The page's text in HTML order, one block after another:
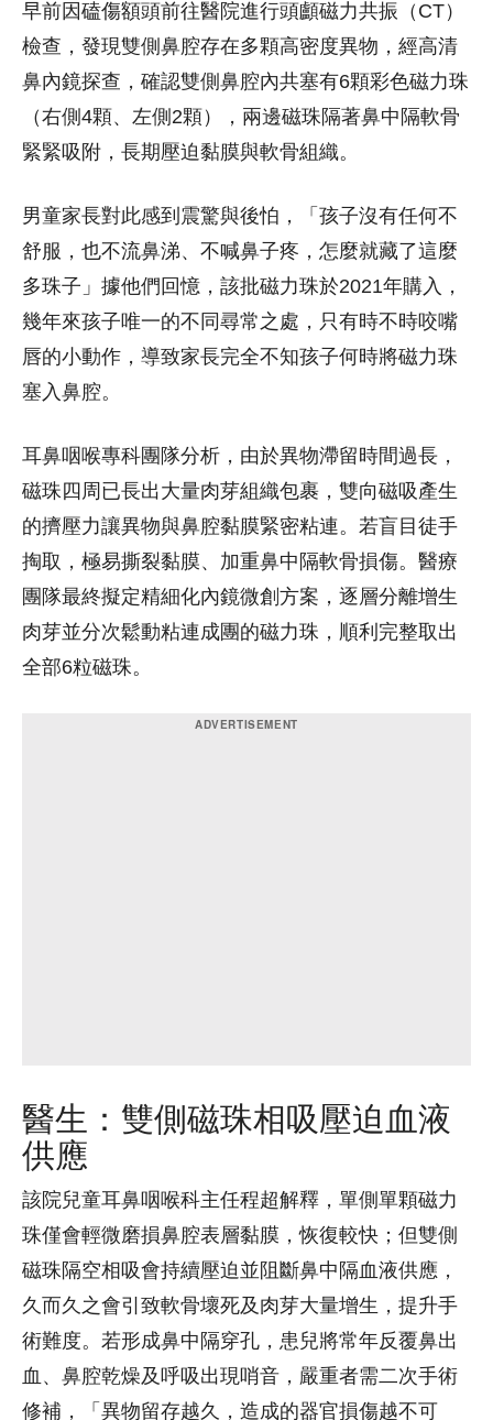
早前因磕傷額頭前往醫院進行頭顱磁力共振（CT）
檢查，發現雙側鼻腔存在多顆高密度異物，經高清
鼻內鏡探查，確認雙側鼻腔內共塞有6顆彩色磁力珠
（右側4顆、左側2顆），兩邊磁珠隔著鼻中隔軟骨
緊緊吸附，長期壓迫黏膜與軟骨組織。
男童家長對此感到震驚與後怕，「孩子沒有任何不
舒服，也不流鼻涕、不喊鼻子疼，怎麼就藏了這麼
多珠子」據他們回憶，該批磁力珠於2021年購入，
幾年來孩子唯一的不同尋常之處，只有時不時咬嘴
唇的小動作，導致家長完全不知孩子何時將磁力珠
塞入鼻腔。
耳鼻咽喉專科團隊分析，由於異物滯留時間過長，
磁珠四周已長出大量肉芽組織包裹，雙向磁吸產生
的擠壓力讓異物與鼻腔黏膜緊密粘連。若盲目徒手
掏取，極易撕裂黏膜、加重鼻中隔軟骨損傷。醫療
團隊最終擬定精細化內鏡微創方案，逐層分離增生
肉芽並分次鬆動粘連成團的磁力珠，順利完整取出
全部6粒磁珠。
醫生：雙側磁珠相吸壓迫血液
供應
該院兒童耳鼻咽喉科主任程超解釋，單側單顆磁力
珠僅會輕微磨損鼻腔表層黏膜，恢復較快；但雙側
磁珠隔空相吸會持續壓迫並阻斷鼻中隔血液供應，
久而久之會引致軟骨壞死及肉芽大量增生，提升手
術難度。若形成鼻中隔穿孔，患兒將常年反覆鼻出
血、鼻腔乾燥及呼吸出現哨音，嚴重者需二次手術
修補，「異物留存越久，造成的器官損傷越不可